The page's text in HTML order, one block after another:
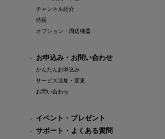
チャンネル紹介
特長
オプション・周辺機器
お申込み・お問い合わせ
かんたんお申込み
サービス追加・変更
お問い合わせ
イベント・プレゼント
サポート・よくある質問